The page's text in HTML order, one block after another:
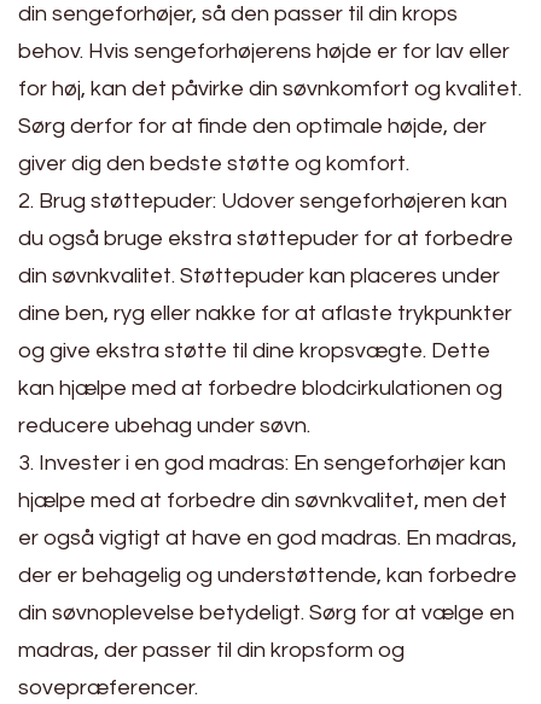
din sengeforhøjer, så den passer til din krops
behov. Hvis sengeforhøjerens højde er for lav eller
for høj, kan det påvirke din søvnkomfort og kvalitet.
Sørg derfor for at finde den optimale højde, der
giver dig den bedste støtte og komfort.
2. Brug støttepuder: Udover sengeforhøjeren kan
du også bruge ekstra støttepuder for at forbedre
din søvnkvalitet. Støttepuder kan placeres under
dine ben, ryg eller nakke for at aflaste trykpunkter
og give ekstra støtte til dine kropsvægte. Dette
kan hjælpe med at forbedre blodcirkulationen og
reducere ubehag under søvn.
3. Invester i en god madras: En sengeforhøjer kan
hjælpe med at forbedre din søvnkvalitet, men det
er også vigtigt at have en god madras. En madras,
der er behagelig og understøttende, kan forbedre
din søvnoplevelse betydeligt. Sørg for at vælge en
madras, der passer til din kropsform og
sovepræferencer.